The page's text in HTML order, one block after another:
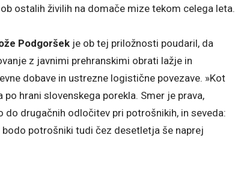
ostalih živilih na domače mize tekom celega leta.
Podgoršek je ob tej priložnosti poudaril, da
z javnimi prehranskimi obrati lažje in
dobave in ustrezne logistične povezave. »Kot
hrani slovenskega porekla. Smer je prava,
drugačnih odločitev pri potrošnikih, in seveda:
potrošniki tudi čez desetletja še naprej